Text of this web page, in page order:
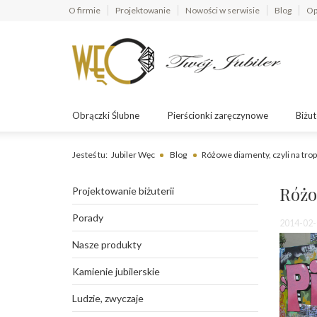
O firmie Projektowanie Nowości w serwisie Blog
Obrączki Ślubne Pierścionki zaręczynowe
Jesteś tu: Jubiler Węc Blog Różowe diamenty, czyli na
Projektowanie biżuterii
Porady
Nasze produkty
Kamienie jubilerskie
Ludzie, zwyczaje
2014-